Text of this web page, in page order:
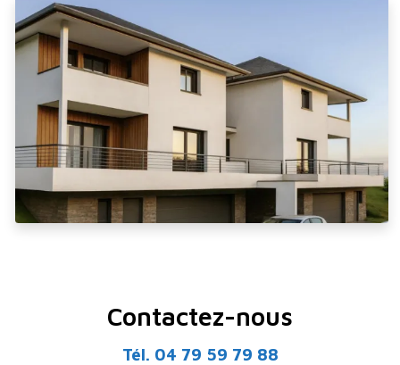
Contactez-nous
Tél. 04 79 59 79 88